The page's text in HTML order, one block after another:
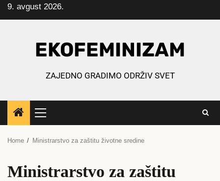
Skip
to
9. avgust 2026.
EKOFEMINIZAM
ZAJEDNO GRADIMO ODRŽIV SVET
Primary
Menu
Home Ministrarstvo za zaštitu životne sredine
Ministrarstvo za zaštitu